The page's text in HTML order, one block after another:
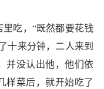
吃，“既然都要花钱
十来分钟，二人来到
并没认出他，他们依
样菜后，就开始吃了